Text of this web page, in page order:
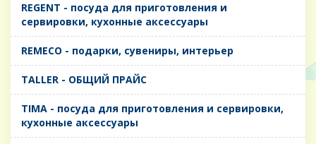
REGENT - посуда для приготовления и
сервировки, кухонные аксессуары
REMECO - подарки, сувениры, интерьер
TALLER - ОБЩИЙ ПРАЙС
TIMA - посуда для приготовления и сервировки,
кухонные аксессуары